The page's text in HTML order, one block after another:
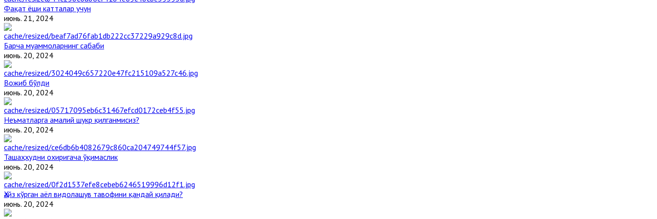
Фақат ёши катталар учун
июнь. 21, 2024
Барча муаммоларнинг сабаби
июнь. 20, 2024
Вожиб бўлди
июнь. 20, 2024
Неъматларга амалий шукр қилганмисиз?
июнь. 20, 2024
Ташаҳҳудни охиригача ўқимаслик
июнь. 20, 2024
Ҳайз кўрган аёл видолашув тавофини қандай қилади?
июнь. 20, 2024